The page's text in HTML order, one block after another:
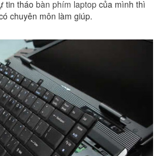
tin tháo bàn phím laptop của mình thì
chuyên môn làm giúp.